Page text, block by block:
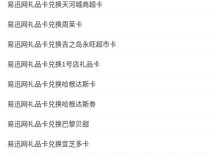
易迅网礼品卡兑换天河城商超卡
易迅网礼品卡兑换周茉卡
易迅网礼品卡兑换吉之岛永旺超市卡
易迅网礼品卡兑换1号店礼品卡
易迅网礼品卡兑换哈根达斯卡
易迅网礼品卡兑换哈根达斯劵
易迅网礼品卡兑换巴黎贝甜
易迅网礼品卡兑换宜芝多卡